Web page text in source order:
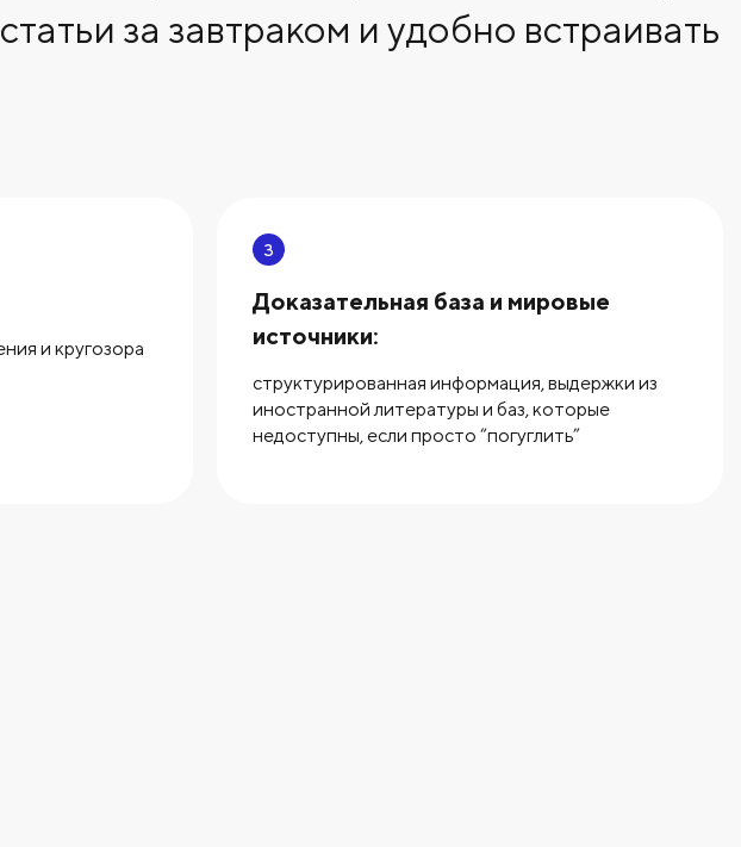
за завтраком и удобно встраивать
и кругозора
3
Доказательная база и мировые
источники:
структурированная информация, выдержки из
иностранной литературы и баз, которые
недоступны, если просто “погуглить”